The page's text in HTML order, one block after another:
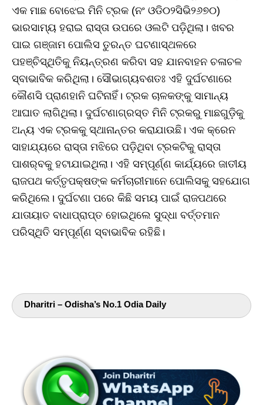
ଏକ ମାଛ ବୋଝେଇ ମିନି ଟ୍ରକ (ନଂ ଓଡି୦୨ସିଭି୨୬୭୦)
ଭାରସାମ୍ୟ ହରାଇ ରାସ୍ତା ଉପରେ ଓଲଟି ପଡ଼ିଥିଲା। ଖବର
ପାଇ ଗଞ୍ଜାମ ପୋଲିସ ତୁରନ୍ତ ଘଟଣାସ୍ଥଳରେ
ପହଞ୍ଚିସ୍ଥିତିକୁ ନିୟନ୍ତ୍ରଣ କରିବା ସହ ଯାନବାହନ ଚଳାଚଳ
ସ୍ବାଭାବିକ କରିଥିଲା। ସୌଭାଗ୍ୟବଶତଃ ଏହି ଦୁର୍ଘଟଣାରେ
କୌଣସି ପ୍ରାଣହାନି ଘଟିନାହିଁ। ଟ୍ରକ ଚାଳକଙ୍କୁ ସାମାନ୍ୟ
ଆଘାତ ଲାଗିଥିଲା। ଦୁର୍ଘଟଣାଗ୍ରସ୍ତ ମିନି ଟ୍ରକରୁ ମାଛଗୁଡ଼ିକୁ
ଅନ୍ୟ ଏକ ଟ୍ରକକୁ ସ୍ଥାନାନ୍ତର କରାଯାଉଛି। ଏକ କ୍ରେନ
ସାହାଯ୍ୟରେ ରାସ୍ତା ମଝିରେ ପଡ଼ିଥିବା ଟ୍ରକଟିକୁ ରାସ୍ତା
ପାଶର୍‌ବକୁ ହଟାଯାଇଥିଲା। ଏହି ସମ୍ପୂର୍ଣ୍ଣ କାର୍ଯ୍ୟରେ ଜାତୀୟ
ରାଜପଥ କର୍ତ୍ତୃପକ୍ଷଙ୍କ କର୍ମଚାରୀମାନେ ପୋଲିସକୁ ସହଯୋଗ
କରିଥିଲେ। ଦୁର୍ଘଟଣା ପରେ କିଛି ସମୟ ପାଇଁ ରାଜପଥରେ
ଯାତାୟାତ ବାଧାପ୍ରାପ୍ତ ହୋଇଥିଲେ ସୁଦ୍ଧା ବର୍ତ୍ତମାନ
ପରିସ୍ଥିତି ସମ୍ପୂର୍ଣ୍ଣ ସ୍ବାଭାବିକ ରହିଛି।
Dharitri – Odisha’s No.1 Odia Daily